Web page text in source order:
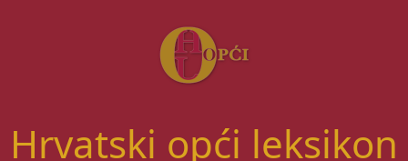
Hrvatski opći leksikon